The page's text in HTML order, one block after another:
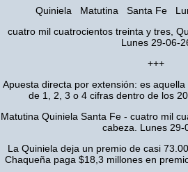
Quiniela Matutina Santa Fe
cuatro mil cuatrocientos treinta y tres,
Lunes 29-06-
+++
Apuesta directa por extensión: es
de 1, 2, 3 o 4 cifras dentro de los
Matutina Quiniela Santa Fe - cuatro mil
cabeza. Lunes 29-
La Quiniela deja un premio de casi
Chaqueña paga $18,3 millones en